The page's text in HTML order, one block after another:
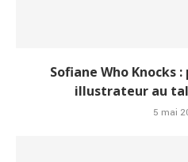
Sofiane Who Knocks
illustrateur au
5 mai